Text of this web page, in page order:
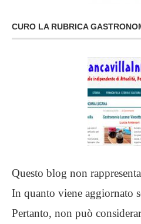
CURO LA RUBRICA
Questo blog non
In quanto viene aggiornato
Pertanto, non può